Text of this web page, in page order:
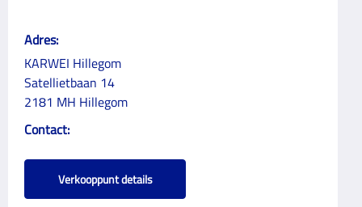
Adres:
KARWEI Hillegom
Satellietbaan 14
2181 MH Hillegom
Contact:
Verkooppunt details